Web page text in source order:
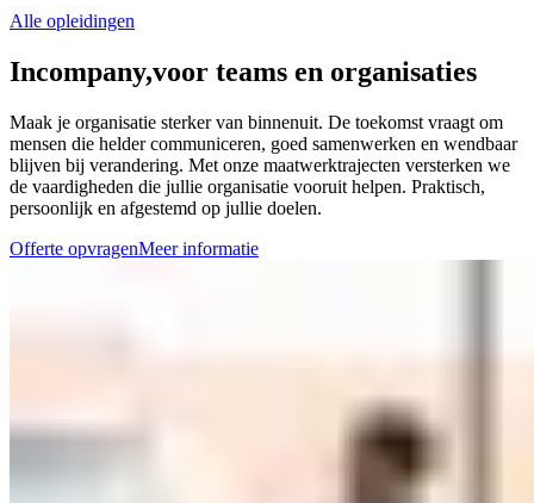
Alle opleidingen
Incompany,voor teams en organisaties
Maak je organisatie sterker van binnenuit. De toekomst vraagt om
mensen die helder communiceren, goed samenwerken en wendbaar
blijven bij verandering. Met onze maatwerktrajecten versterken we
de vaardigheden die jullie organisatie vooruit helpen. Praktisch,
persoonlijk en afgestemd op jullie doelen.
Offerte opvragenMeer informatie